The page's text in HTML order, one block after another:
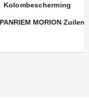
Zuilenbeschermer